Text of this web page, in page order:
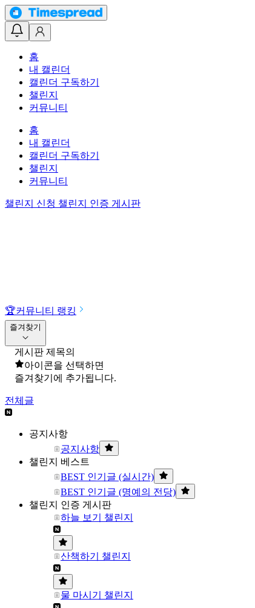
홈
내 캘린더
캘린더 구독하기
챌린지
커뮤니티
홈
내 캘린더
캘린더 구독하기
챌린지
커뮤니티
챌린지 신청 챌린지 인증 게시판
🏆커뮤니티 랭킹
즐겨찾기
게시판 제목의
아이콘을 선택하면
즐겨찾기에 추가됩니다.
전체글
공지사항
공지사항
챌린지 베스트
BEST 인기글 (실시간)
BEST 인기글 (명예의 전당)
챌린지 인증 게시판
하늘 보기 챌린지
산책하기 챌린지
물 마시기 챌린지